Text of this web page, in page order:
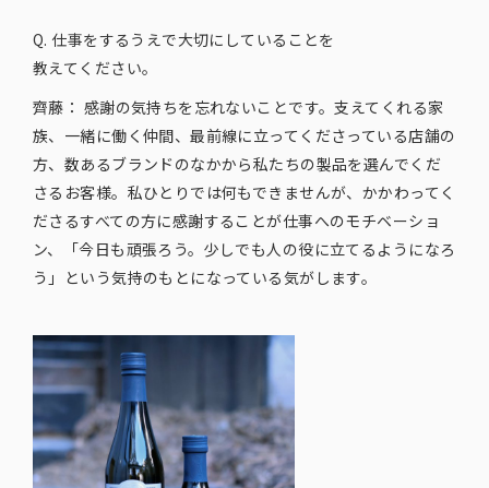
Q. 仕事を​するうえで​大切に​している​ことを​
教えてください。
齊藤： 感謝の気持ちを忘れないことです。支えてくれる家
族、一緒に働く仲間、最前線に立ってくださっている店舗の
方、数あるブランドのなかから私たちの製品を選んでくだ
さるお客様。私ひとりでは何もできませんが、かかわってく
ださるすべての方に感謝することが仕事へのモチベーショ
ン、「今日も頑張ろう。少しでも人の役に立てるようになろ
う」という気持のもとになっている気がします。